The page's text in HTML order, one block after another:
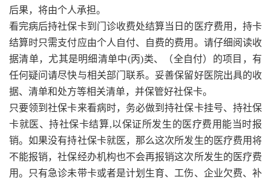
后果，将由个人承担。
看完病后持社保卡到门诊收费处结算当日的医疗费用，持卡
结算时只需支付应由个人自付、自费的费用。请仔细阅读收
据清单，尤其是明细清单中(丙)类、（全自付）的项目，有
任何疑问请尽快与相关部门联系。妥善保留好医院出具的收
据、清单和处方等相关清单，并保管好社保卡。
只要领到社保卡来看病时，务必做到持社保卡挂号、持社保
卡就医、持社保卡结算,以保证所发生的医疗费用能当时报
销。如果没有持社保卡就医，那么这次所发生的医疗费用将
不能报销，社保经办机构也不会再报销这次所发生的医疗费
用。只有急诊未带卡或者是计划生育、工伤、企业欠费、补